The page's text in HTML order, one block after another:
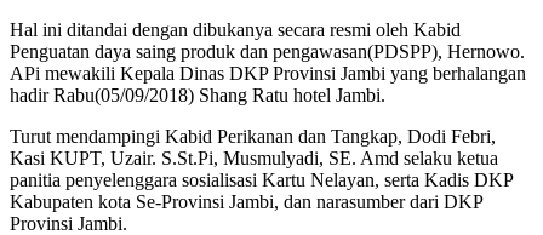
Hal ini ditandai dengan dibukanya secara resmi oleh Kabid
Penguatan daya saing produk dan pengawasan(PDSPP), Hernowo.
APi mewakili Kepala Dinas DKP Provinsi Jambi yang berhalangan
hadir Rabu(05/09/2018) Shang Ratu hotel Jambi.
Turut mendampingi Kabid Perikanan dan Tangkap, Dodi Febri,
Kasi KUPT, Uzair. S.St.Pi, Musmulyadi, SE. Amd selaku ketua
panitia penyelenggara sosialisasi Kartu Nelayan, serta Kadis DKP
Kabupaten kota Se-Provinsi Jambi, dan narasumber dari DKP
Provinsi Jambi.